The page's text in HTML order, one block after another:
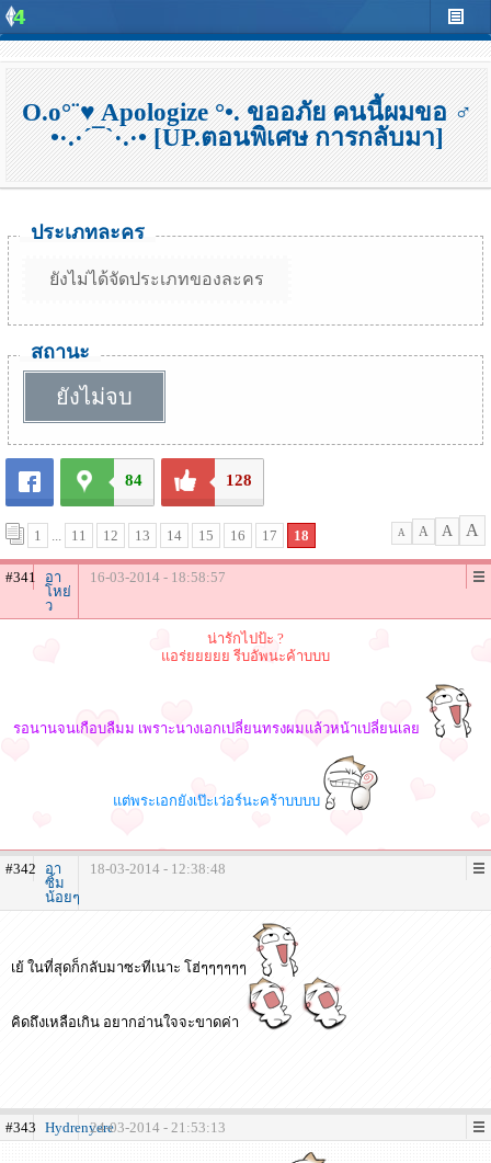
O.o°¨♥ Apologize °•. ขออภัย คนนี้ผมขอ ♂
•·.·´¯`·.·• [UP.ตอนพิเศษ การกลับมา]
ประเภทละคร
ยังไม่ได้จัดประเภทของละคร
สถานะ
ยังไม่จบ
84 128
1 ... 11 12 13 14 15 16 17 18 A A A A
#341
อา
โหย่
ว
16-03-2014 - 18:58:57
น่ารักไปป้ะ ?
แอร่ยยยยย รีบอัพนะค้าบบบ
รอนานจนเกือบลืมม เพราะนางเอกเปลี่ยนทรงผมแล้วหน้าเปลี่ยนเลย
แต่พระเอกยังเป๊ะเว่อร์นะคร้าบบบบ
#342
อา
ซิ้ม
น้อยๆ
18-03-2014 - 12:38:48
เย้ ในที่สุดก็กลับมาซะทีเนาะ โฮ่ๆๆๆๆๆๆ
คิดถึงเหลือเกิน อยากอ่านใจจะขาดค่า
#343 Hydrenyere24-03-2014 - 21:53:13